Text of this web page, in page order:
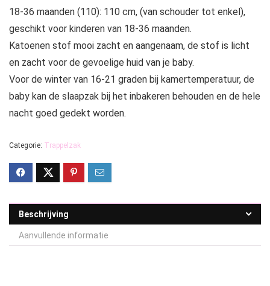
18-36 maanden (110): 110 cm, (van schouder tot enkel),
geschikt voor kinderen van 18-36 maanden.
Katoenen stof mooi zacht en aangenaam, de stof is licht
en zacht voor de gevoelige huid van je baby.
Voor de winter van 16-21 graden bij kamertemperatuur, de
baby kan de slaapzak bij het inbakeren behouden en de hele
nacht goed gedekt worden.
Categorie: Trappelzak
Beschrijving
Aanvullende informatie